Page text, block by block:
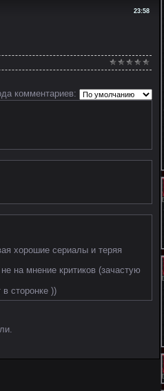
23:58
комментариев:
хорошие сериалы и теряя
на мнение критиков (зачастую
сторонке ))